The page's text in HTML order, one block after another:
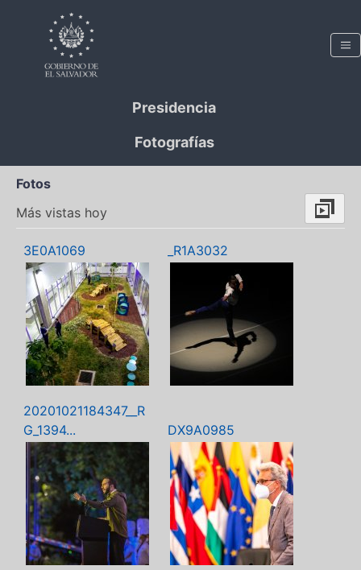
Presidencia
Fotografías
Fotos
Más vistas hoy
3E0A1069 _R1A3032
20201021184347__R
G_1394...
DX9A0985